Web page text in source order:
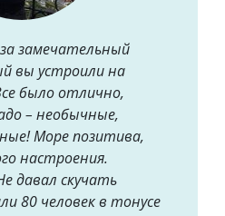
замечательный
вы устроили на
было отлично,
– необычные,
Море позитива,
настроения.
давал скучать
80 человек в тонусе